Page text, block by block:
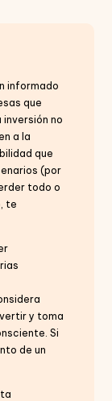
informado
que
no
a la
que
(por
todo o
te
y toma
Si
de un